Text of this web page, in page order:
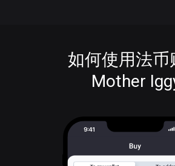
如何使用法币
Mother